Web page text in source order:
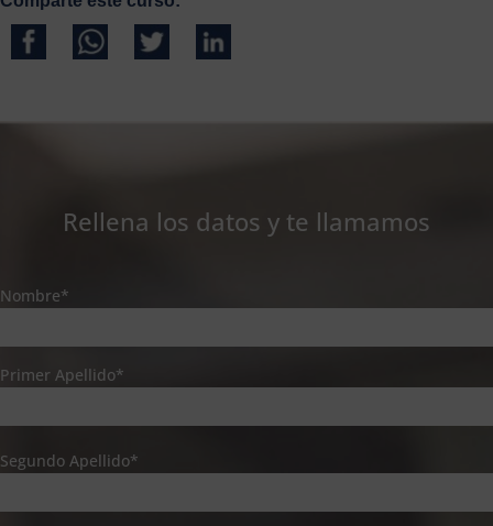
Rellena los datos y te llamamos
Nombre*
Primer Apellido*
Segundo Apellido*